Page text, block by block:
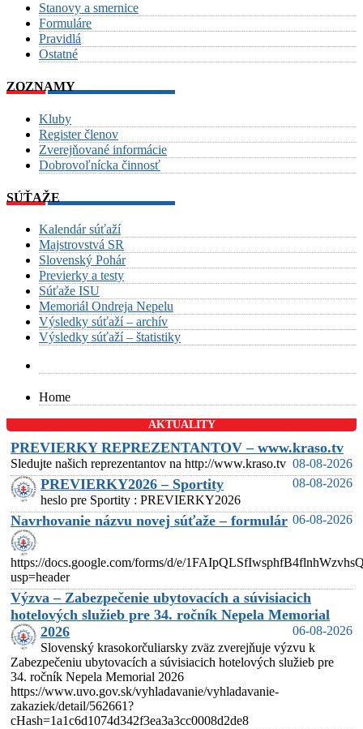
Stanovy a smernice
Formuláre
Pravidlá
Ostatné
ZOZNAMY
Kluby
Register členov
Zverejňované informácie
Dobrovoľnícka činnosť
SÚŤAŽE
Kalendár súťaží
Majstrovstvá SR
Slovenský Pohár
Previerky a testy
Súťaže ISU
Memoriál Ondreja Nepelu
Výsledky súťaží – archív
Výsledky súťaží – štatistiky
Home
AKTUALITY
PREVIERKY REPREZENTANTOV – www.kraso.tv
08-08-2026
Sledujte našich reprezentantov na http://www.kraso.tv
PREVIERKY2026 – Sportity
08-08-2026
heslo pre Sportity : PREVIERKY2026
Navrhovanie názvu novej súťaže – formulár 06-08-2026
https://docs.google.com/forms/d/e/
usp=header
Výzva – Zabezpečenie ubytovacích a súvisiacich
hotelových služieb pre 34. ročník Nepela Memorial
2026
06-08-2026
Slovenský krasokorčuliarsky zväz zverejňuje výzvu k
Zabezpečeniu ubytovacích a súvisiacich hotelových služieb pre
34. ročník Nepela Memorial 2026
https://www.uvo.gov.sk/vyhladavanie/vyhladavanie-
zakaziek/detail/562661?
cHash=1a1c6d1074d342f3ea3a3cc0008d2de8